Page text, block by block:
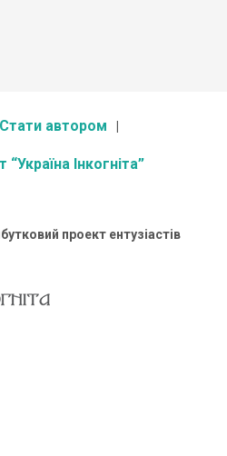
Стати автором
Інкогніта”
проект ентузіастів